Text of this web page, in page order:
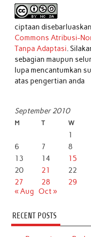
ciptaan
Commons Atribusi-
Tanpa Adaptasi .
sebagian maupun
lupa mencantumkan
atas pengertian anda
September 2010
M T W
1
6
7 8
13
14 15
20
21 22
27
28 29
« Aug
Oct »
RECENT POSTS